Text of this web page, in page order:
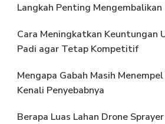
Langkah Penting Mengembalikan
Cara Meningkatkan Keuntungan
Padi agar Tetap Kompetitif
Mengapa Gabah Masih
Kenali Penyebabnya
Berapa Luas Lahan Drone